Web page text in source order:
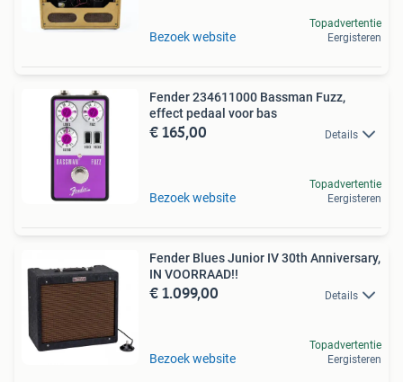
Bezoek website
Topadvertentie
Eergisteren
Fender 234611000 Bassman Fuzz,
effect pedaal voor bas
€ 165,00 Details
Bezoek website
Topadvertentie
Eergisteren
Fender Blues Junior IV 30th Anniversary,
IN VOORRAAD!!
€ 1.099,00 Details
Bezoek website
Topadvertentie
Eergisteren